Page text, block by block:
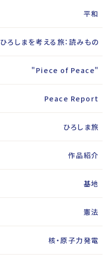
平和
ひろしまを考える旅：読みもの
"Piece of Peace"
Peace Report
ひろしま旅
作品紹介
基地
憲法
核・原子力発電